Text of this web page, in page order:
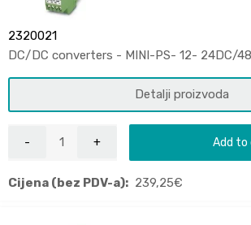
2320021
DC/DC converters - MINI-PS- 12- 24DC/
Detalji proizvoda
Add to
Cijena (bez PDV-a): 239,25€